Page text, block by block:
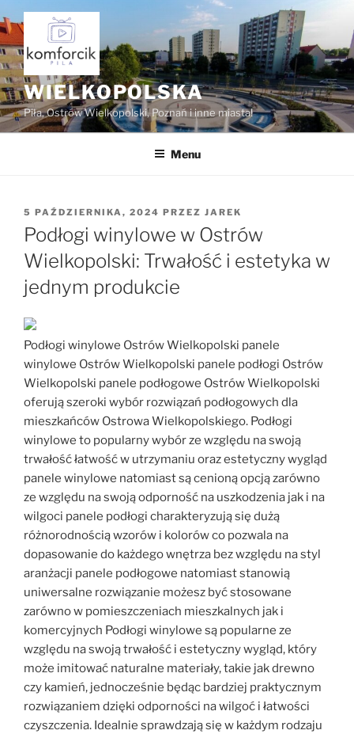
Przejdź
do
treści
WIELKOPOLSKA
Piła, Ostrów Wielkopolski, Poznań i inne miasta!
Menu
OPUBLIKOWANE
W
5 PAŹDZIERNIKA, 2024 PRZEZ JAREK
Podłogi winylowe w Ostrów
Wielkopolski: Trwałość i estetyka w
jednym produkcie
Podłogi winylowe Ostrów Wielkopolski panele
winylowe Ostrów Wielkopolski panele podłogi Ostrów
Wielkopolski panele podłogowe Ostrów Wielkopolski
oferują szeroki wybór rozwiązań podłogowych dla
mieszkańców Ostrowa Wielkopolskiego. Podłogi
winylowe to popularny wybór ze względu na swoją
trwałość łatwość w utrzymaniu oraz estetyczny wygląd
panele winylowe natomiast są cenioną opcją zarówno
ze względu na swoją odporność na uszkodzenia jak i na
wilgoci panele podłogi charakteryzują się dużą
różnorodnością wzorów i kolorów co pozwala na
dopasowanie do każdego wnętrza bez względu na styl
aranżacji panele podłogowe natomiast stanowią
uniwersalne rozwiązanie możesz być stosowane
zarówno w pomieszczeniach mieszkalnych jak i
komercyjnych Podłogi winylowe są popularne ze
względu na swoją trwałość i estetyczny wygląd, który
może imitować naturalne materiały, takie jak drewno
czy kamień, jednocześnie będąc bardziej praktycznym
rozwiązaniem dzięki odporności na wilgoć i łatwości
czyszczenia. Idealnie sprawdzają się w każdym rodzaju